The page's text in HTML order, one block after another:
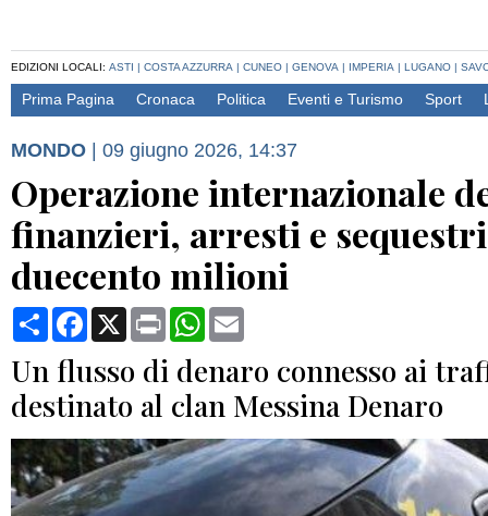
EDIZIONI LOCALI: ASTI | COSTA AZZURRA | CUNEO | GENOVA | IMPERIA | LUGANO |
Prima Pagina Cronaca Politica Eventi e Turismo Sport
MONDO | 09 giugno 2026, 14:37
Operazione internazionale
finanzieri, arresti e
duecento milioni
CondividiFacebook
X Print WhatsApp
Un flusso di denaro connesso ai
destinato al clan Messina Denaro